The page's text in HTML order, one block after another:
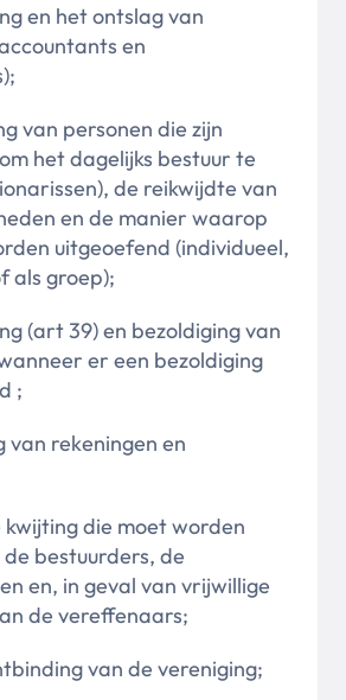
en het ontslag van
en
van personen die zijn
het dagelijks bestuur te
de reikwijdte van
en de manier waarop
uitgeoefend (individueel,
als groep);
(art 39) en bezoldiging van
er een bezoldiging
;
van rekeningen en
die moet worden
bestuurders, de
en, in geval van vrijwillige
de vereffenaars;
van de vereniging;